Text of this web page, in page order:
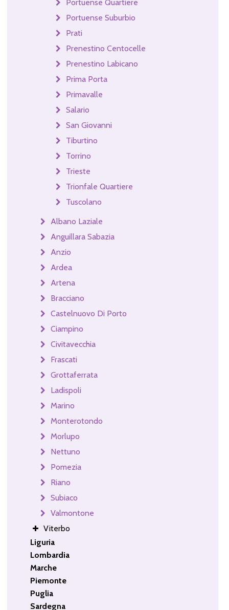
Portuense Quartiere
Portuense Suburbio
Prati
Prenestino Centocelle
Prenestino Labicano
Prima Porta
Primavalle
Salario
San Giovanni
Tiburtino
Torrino
Trieste
Trionfale Quartiere
Tuscolano
Albano Laziale
Anguillara Sabazia
Anzio
Ardea
Artena
Bracciano
Castelnuovo Di Porto
Ciampino
Civitavecchia
Frascati
Grottaferrata
Ladispoli
Marino
Monterotondo
Morlupo
Nettuno
Pomezia
Riano
Subiaco
Valmontone
Viterbo
Liguria
Lombardia
Marche
Piemonte
Puglia
Sardegna